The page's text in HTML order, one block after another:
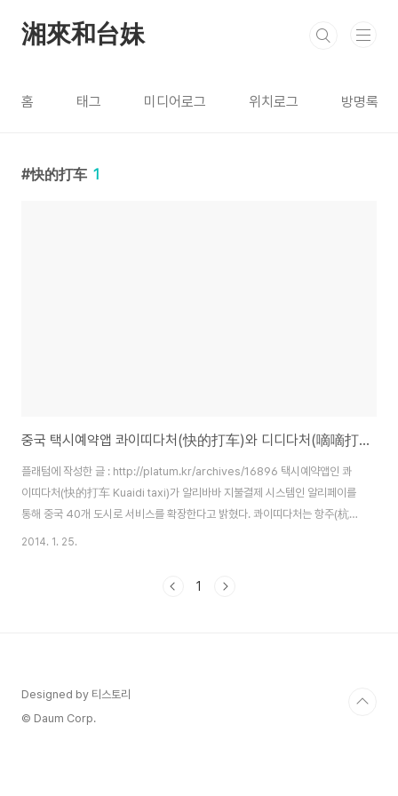
湘來和台妹
홈 태그 미디어로그 위치로그 방명록
快的打车 1
중국 택시예약앱 콰이띠다처(快的打车)와 디디다처(嘀嘀打车)의 한 판 승부
플래텀에 작성한 글 : http://platum.kr/archives/16896 택시예약앱인 콰
이띠다처(快的打车 Kuaidi taxi)가 알리바바 지불결제 시스템인 알리페이를
통해 중국 40개 도시로 서비스를 확장한다고 밝혔다. 콰이띠다처는 항주(杭
州)를 기반하여 화동지역, 즉 중국 남부지방에서 강세를 보이고 있으며, 작년
스이다. 또한 2013년 8월 알리페이(支付宝 Alipay) 지불결제 시스템과 연동
2014. 1. 25.
1
Designed by 티스토리
© Daum Corp.